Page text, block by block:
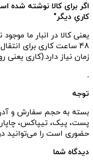
کاریِ دیگر"
یعنی کالا در انبار ما
48 ساعت کاری برای
زمان نیاز دارد.(کاری یعنی
.
توجه
بسته به حجم سفارش و
پست، پیک، تیپاکس، چاپار،
حضوری است را می‌توانید
دیدگاه شما